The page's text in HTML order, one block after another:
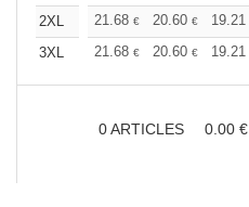
2XL
21.68 € 20.60 € 19.21
3XL
21.68 € 20.60 € 19.21
0ARTICLES 0.00 €